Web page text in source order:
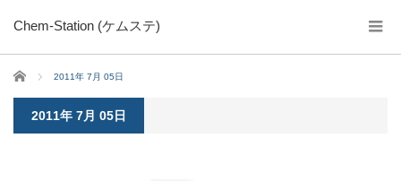
Chem-Station (ケムステ)
ホーム 2011年 7月 05日
2011年 7月 05日